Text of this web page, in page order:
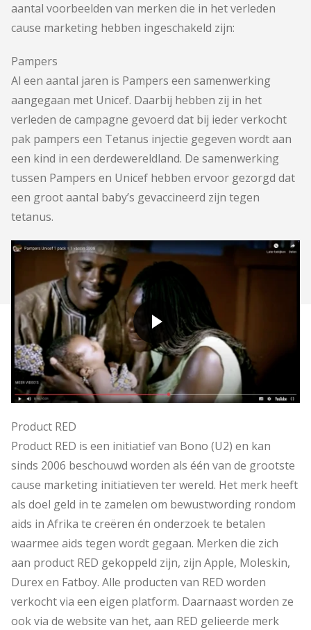
aantal voorbeelden van merken die in het verleden
cause marketing hebben ingeschakeld zijn:
Pampers
Al een aantal jaren is Pampers een samenwerking
aangegaan met Unicef. Daarbij hebben zij in het
verleden de campagne gevoerd dat bij ieder verkocht
pak pampers een Tetanus injectie gegeven wordt aan
een kind in een derdewereldland. De samenwerking
tussen Pampers en Unicef hebben ervoor gezorgd dat
een groot aantal baby’s gevaccineerd zijn tegen
tetanus.
Product RED
Product RED is een initiatief van Bono (U2) en kan
sinds 2006 beschouwd worden als één van de grootste
cause marketing initiatieven ter wereld. Het merk heeft
als doel geld in te zamelen om bewustwording rondom
aids in Afrika te creëren én onderzoek te betalen
waarmee aids tegen wordt gegaan. Merken die zich
aan product RED gekoppeld zijn, zijn Apple, Moleskin,
Durex en Fatboy. Alle producten van RED worden
verkocht via een eigen platform. Daarnaast worden ze
ook via de website van het, aan RED gelieerde merk